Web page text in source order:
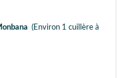
(Environ 1 cuillère à